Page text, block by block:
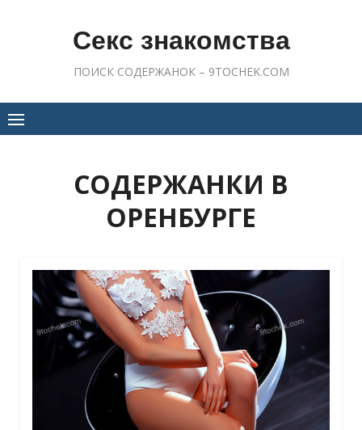
Секс знакомства
ПОИСК СОДЕРЖАНОК – 9TOCHEK.COM
СОДЕРЖАНКИ В
ОРЕНБУРГЕ